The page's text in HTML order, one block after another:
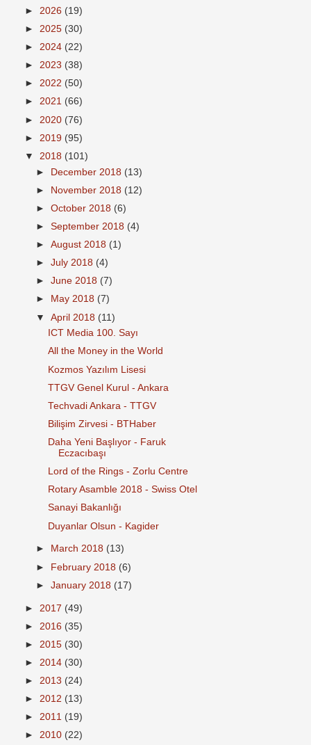
► 2026 (19)
► 2025 (30)
► 2024 (22)
► 2023 (38)
► 2022 (50)
► 2021 (66)
► 2020 (76)
► 2019 (95)
▼ 2018 (101)
► December 2018 (13)
► November 2018 (12)
►October 2018 (6)
►September 2018 (4)
►August 2018 (1)
►July 2018 (4)
►June 2018 (7)
►
May 2018 (7)
▼April 2018 (11)
ICT Media 100. Sayı
All the Money in the World
Kozmos Yazılım Lisesi
TTGV Genel Kurul - Ankara
Techvadi Ankara - TTGV
Bilişim Zirvesi - BTHaber
Daha Yeni Başlıyor - Faruk
Eczacıbaşı
Lord of the Rings - Zorlu Centre
Rotary Asamble 2018 - Swiss Otel
Sanayi Bakanlığı
Duyanlar Olsun - Kagider
► March 2018 (13)
► February 2018 (6)
►January 2018 (17)
► 2017 (49)
► 2016 (35)
► 2015 (30)
► 2014 (30)
► 2013 (24)
► 2012 (13)
► 2011 (19)
► 2010 (22)